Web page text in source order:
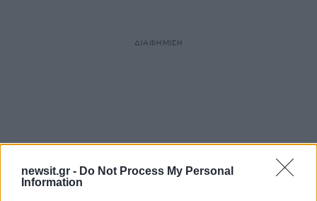
newsit.gr - Do Not Process My Personal
Information
ΔΙΑΦΗΜΙΣΗ